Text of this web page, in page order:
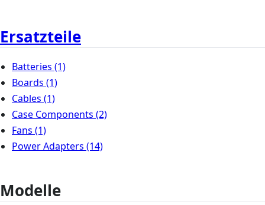
Ersatzteile
Batteries (1)
Boards (1)
Cables (1)
Case Components (2)
Fans (1)
Power Adapters (14)
Modelle